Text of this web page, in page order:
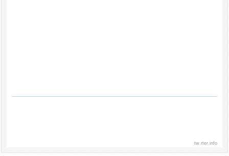
tw.rter.info